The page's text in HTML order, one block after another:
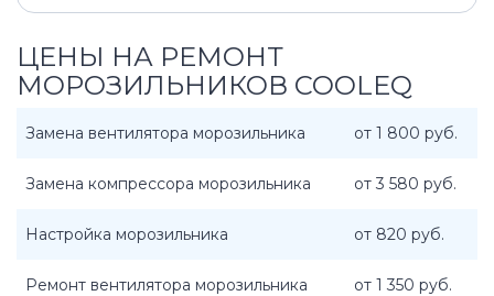
ЦЕНЫ НА РЕМОНТ
МОРОЗИЛЬНИКОВ COOLEQ
Замена вентилятора морозильника от 1 800 руб.
Замена компрессора морозильника от 3 580 руб.
Настройка морозильника от 820 руб.
Ремонт вентилятора морозильника от 1 350 руб.